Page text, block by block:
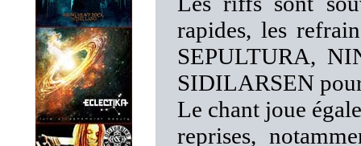
rapides, les
SEPULTURA,
SIDILARSEN
Le chant joue
reprises,